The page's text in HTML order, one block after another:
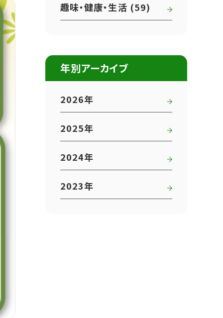
趣味・健康・生活 (59)
年別アーカイブ
2026年
2025年
2024年
2023年